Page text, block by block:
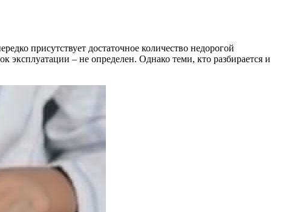
присутствует достаточное количество недорогой
эксплуатации – не определен. Однако теми, кто разбирается и